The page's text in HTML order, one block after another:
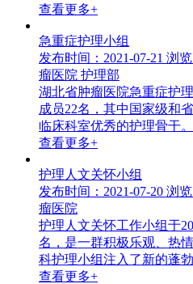
查看更多+
急重症护理小组
发布时间：2021-07-21 浏
瘤医院 护理部
湖北省肿瘤医院急重症护
成员22名，其中国家级和
临床科室优秀的护理骨干。
查看更多+
护理人文关怀小组
发布时间：2021-07-20 浏
瘤医院
护理人文关怀工作小组于
名，是一群积极乐观、热
科护理小组注入了新的蓬勃
查看更多+